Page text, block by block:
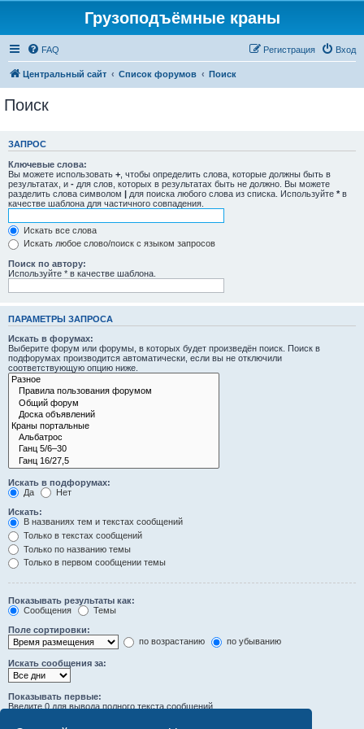
Грузоподъёмные краны
FAQ Вход
Регистрация
Центральный сайт Список форумов Поиск
Поиск
ЗАПРОС
Ключевые слова:
Вы можете использовать + , чтобы определить слова, которые должны быть в
результатах, и - для слов, которых в результатах быть не должно. Вы можете
разделить слова символом | для поиска любого слова из списка. Используйте * в
качестве шаблона для частичного совпадения.
Искать все слова
Искать любое слово/поиск с языком запросов
Поиск по автору:
Используйте * в качестве шаблона.
ПАРАМЕТРЫ ЗАПРОСА
Искать в форумах:
Выберите форум или форумы, в которых будет произведён поиск. Поиск в
подфорумах производится автоматически, если вы не отключили
соответствующую опцию ниже.
Искать в подфорумах:
Да
Нет
Искать:
В названиях тем и текстах сообщений
Только в текстах сообщений
Только по названию темы
Только в первом сообщении темы
Показывать результаты как:
Сообщения
Темы
Поле сортировки:
по возрастанию
по убыванию
Искать сообщения за:
Показывать первые:
Введите 0 для вывода полного текста сообщений.